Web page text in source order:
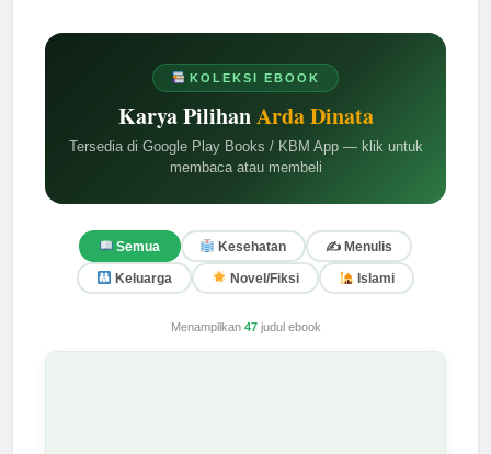
KOLEKSI EBOOK
Karya PilihanArda Dinata
Tersedia di Google Play Books / KBM App — klik untuk
membaca atau membeli
Semua Kesehatan ✍️ Menulis
Keluarga Novel/Fiksi Islami
Menampilkan 47judul ebook